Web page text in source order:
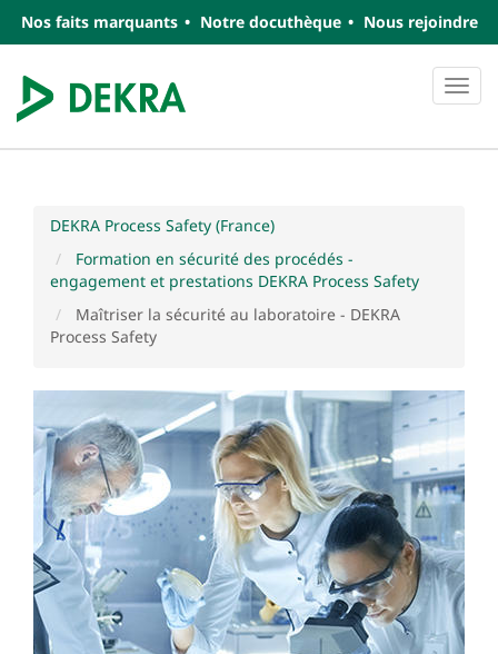
Nos faits marquants Notre docuthèque Nous rejoindre
DEKRA Process Safety (France)
Formation en sécurité des procédés -
engagement et prestations DEKRA Process Safety
Maîtriser la sécurité au laboratoire - DEKRA
Process Safety